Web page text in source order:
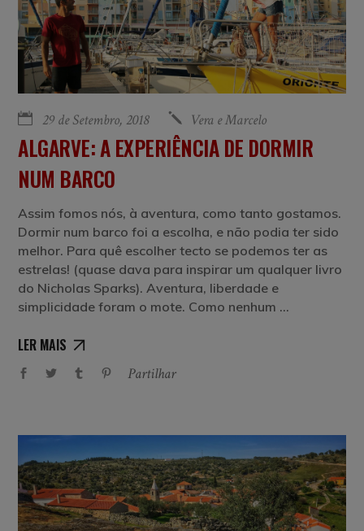
29 de Setembro, 2018 Vera e Marcelo
ALGARVE: A EXPERIÊNCIA DE DORMIR
NUM BARCO
Assim fomos nós, à aventura, como tanto gostamos.
Dormir num barco foi a escolha, e não podia ter sido
melhor. Para quê escolher tecto se podemos ter as
estrelas! (quase dava para inspirar um qualquer livro
do Nicholas Sparks). Aventura, liberdade e
simplicidade foram o mote. Como nenhum
LER MAIS
Partilhar